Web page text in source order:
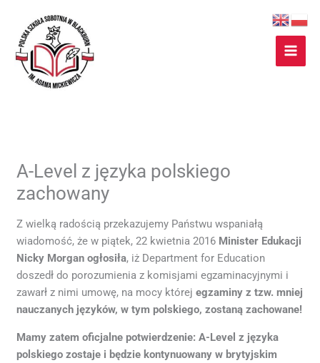
treści
A-Level z języka polskiego
zachowany
Z wielką radością przekazujemy Państwu wspaniałą
wiadomość, że w piątek, 22 kwietnia 2016 Minister Edukacji
Nicky Morgan ogłosiła, iż Department for Education
doszedł do porozumienia z komisjami egzaminacyjnymi i
zawarł z nimi umowę, na mocy którejegzaminy z tzw. mniej
nauczanych języków, w tym polskiego, zostaną zachowane!
Mamy zatem oficjalne potwierdzenie: A-Level z języka
polskiego zostaje i będzie kontynuowany w brytyjskim